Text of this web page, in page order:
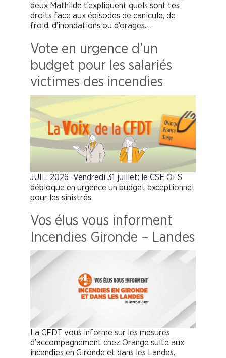
deux Mathilde t’expliquent quels sont tes
droits face aux épisodes de canicule, de
froid, d’inondations ou d’orages.…
Vote en urgence d’un
budget pour les salariés
victimes des incendies
JUIL. 2026 -Vendredi 31 juillet: le CSE OFS
débloque en urgence un budget exceptionnel
pour les sinistrés
Vos élus vous informent
Incendies Gironde – Landes
La CFDT vous informe sur les mesures
d’accompagnement chez Orange suite aux
incendies en Gironde et dans les Landes.